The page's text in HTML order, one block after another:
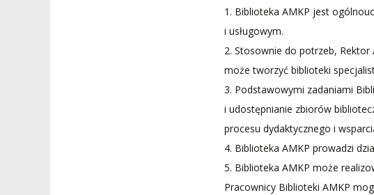
1. Biblioteka AMKP jest
i usługowym.
2. Stosownie do potrzeb,
może tworzyć biblioteki
3. Podstawowymi zadaniami
i udostępnianie zbiorów
procesu dydaktycznego i
4. Biblioteka AMKP prowadzi
5. Biblioteka AMKP może
Pracownicy Biblioteki AMKP